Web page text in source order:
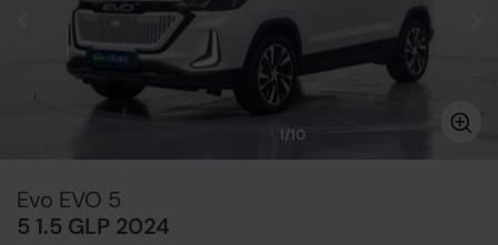
1/10
Evo EVO 5
5 1.5 GLP 2024